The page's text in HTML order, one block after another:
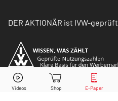
Meta Aktie jetzt handeln?
DER AKTIONÄR ist IVW-geprüft